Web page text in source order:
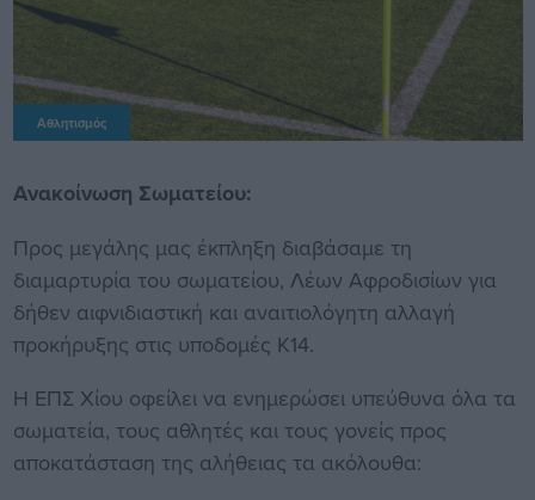
Αθλητισμός
Ανακοίνωση Σωματείου:
Προς μεγάλης μας έκπληξη διαβάσαμε τη
διαμαρτυρία του σωματείου, Λέων Αφροδισίων για
δήθεν αιφνιδιαστική και αναιτιολόγητη αλλαγή
προκήρυξης στις υποδομές Κ14.
Η ΕΠΣ Χίου οφείλει να ενημερώσει υπεύθυνα όλα τα
σωματεία, τους αθλητές και τους γονείς προς
αποκατάσταση της αλήθειας τα ακόλουθα: